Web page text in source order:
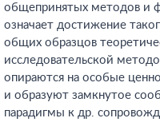
общепринятых методов и
означает достижение
общих образцов
исследовательской
опираются на особые
и образуют замкнутое
парадигмы к др.